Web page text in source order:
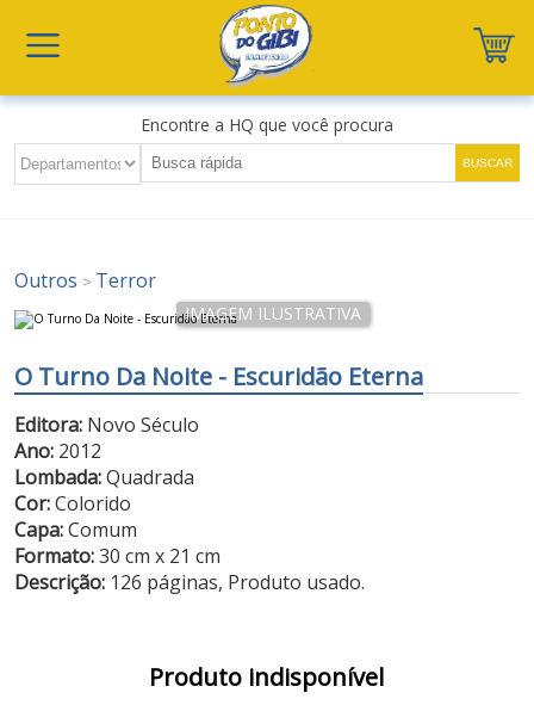
Encontre a HQ que você procura
Outros > Terror
O Turno Da Noite - Escuridão Eterna
Editora: Novo Século
Ano: 2012
Lombada:Quadrada
Cor:Colorido
Capa:Comum
Formato:30 cm x 21 cm
Descrição: 126 páginas, Produto usado.
Produto indisponível